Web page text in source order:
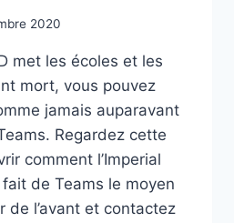
2020
met les écoles et les
mort, vous pouvez
jamais auparavant
Regardez cette
comment l’Imperial
de Teams le moyen
de l’avant et contactez